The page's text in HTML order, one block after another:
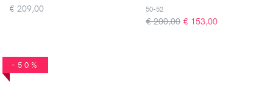
€ 209,00 50-52
€ 200,00 € 153,00
-50%